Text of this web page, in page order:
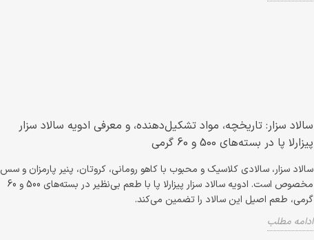
سالاد سزار: تاریخچه، مواد تشکیل‌دهنده، و معرفی ادویه سالاد سزار
پیزارلا پا در بسته‌های 500 و 60 گرمی
سالاد سزار، سالادی کلاسیک و محبوب با کاهو رومانی، کروتان، پنیر پارمزان و سس
مخصوص است. ادویه سالاد سزار پیزارلا پا با طعم بی‌نظیر در بسته‌های 500 و 60
گرمی، طعم اصیل این سالاد را تضمین می‌کند.
ادامه مطلب